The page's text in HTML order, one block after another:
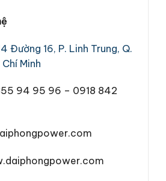
Đường 16, P. Linh Trung, Q.
Minh
94 95 96 – 0918 842